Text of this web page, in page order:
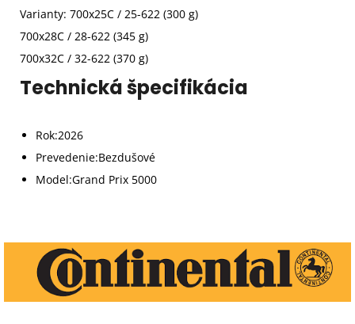
Varianty: 700x25C / 25-622 (300 g)
700x28C / 28-622 (345 g)
700x32C / 32-622 (370 g)
Technická špecifikácia
Rok:2026
Prevedenie:Bezdušové
Model:Grand Prix 5000